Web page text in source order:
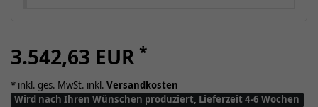
3.542,63 EUR *
* inkl. ges. MwSt. inkl. Versandkosten
Wird nach Ihren Wünschen produziert, Lieferzeit 4-6 Wochen